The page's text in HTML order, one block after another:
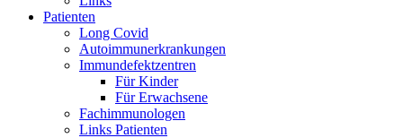
Patienten
Long Covid
Autoimmunerkrankungen
Immundefektzentren
Für Kinder
Für Erwachsene
Fachimmunologen
Links Patienten